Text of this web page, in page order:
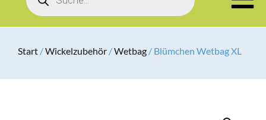
Start /Wickelzubehör /Wetbag / Blümchen Wetbag XL